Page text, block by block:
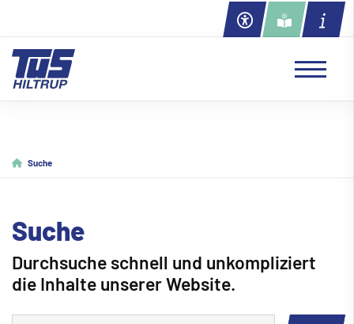
Suche
Suche
Durchsuche schnell und unkompliziert
die Inhalte unserer Website.